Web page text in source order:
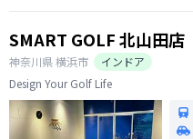
SMART GOLF 北山田店
神奈川県横浜市
インドア
Design Your Golf Life